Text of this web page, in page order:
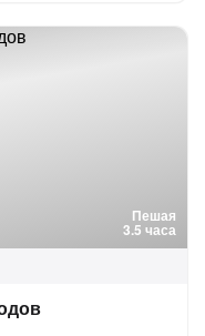
Пешая
3.5 часа